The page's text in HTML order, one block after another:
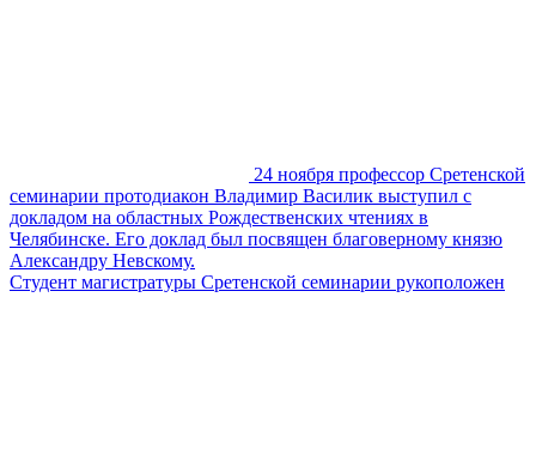
24 ноября профессор Сретенской
семинарии протодиакон Владимир Василик выступил с
докладом на областных Рождественских чтениях в
Челябинске. Его доклад был посвящен благоверному князю
Александру Невскому.
Студент магистратуры Сретенской семинарии рукоположен